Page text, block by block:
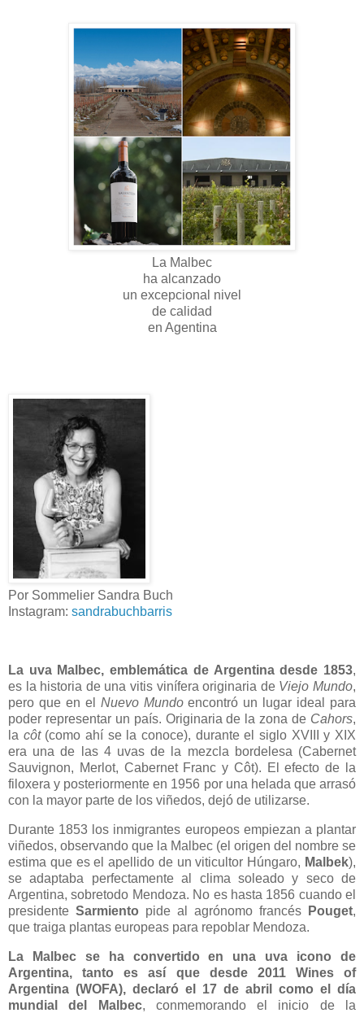
La Malbec
ha alcanzado
un excepcional nivel
de calidad
en Agentina
Por Sommelier Sandra Buch
Instagram: sandrabuchbarris
La uva Malbec, emblemática de Argentina desde 1853,
es la historia de una vitis vinífera originaria de Viejo Mundo,
pero que en el Nuevo Mundoencontró un lugar ideal para
poder representar un país. Originaria de la zona de Cahors,
la côt(como ahí se la conoce), durante el siglo XVIII y XIX
era una de las 4 uvas de la mezcla bordelesa (Cabernet
Sauvignon, Merlot, Cabernet Franc y Côt). El efecto de la
filoxera y posteriormente en 1956 por una helada que arrasó
con la mayor parte de los viñedos, dejó de utilizarse.
Durante 1853 los inmigrantes europeos empiezan a plantar
viñedos, observando que la Malbec (el origen del nombre se
estima que es el apellido de un viticultor Húngaro, Malbek),
se adaptaba perfectamente al clima soleado y seco de
Argentina, sobretodo Mendoza. No es hasta 1856 cuando el
presidente Sarmiento pide al agrónomo francés Pouget,
que traiga plantas europeas para repoblar Mendoza.
La Malbec se ha convertido en una uva icono de
Argentina, tanto es así que desde 2011 Wines of
Argentina (WOFA), declaró el 17 de abril como el día
mundial del Malbec, conmemorando el inicio de la